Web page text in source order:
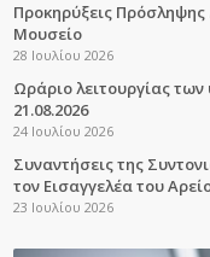
Προκηρύξεις Πρόσληψης
Μουσείο
28 Ιουλίου 2026
Ωράριο λειτουργίας
21.08.2026
24 Ιουλίου 2026
Συναντήσεις της
τον Εισαγγελέα του
23 Ιουλίου 2026